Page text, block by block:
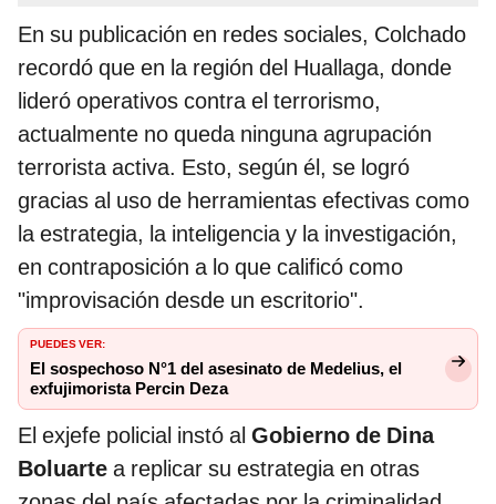
En su publicación en redes sociales, Colchado
recordó que en la región del Huallaga, donde
lideró operativos contra el terrorismo,
actualmente no queda ninguna agrupación
terrorista activa. Esto, según él, se logró
gracias al uso de herramientas efectivas como
la estrategia, la inteligencia y la investigación,
en contraposición a lo que calificó como
"improvisación desde un escritorio".
PUEDES VER:
El sospechoso N°1 del asesinato de Medelius, el
exfujimorista Percin Deza
El exjefe policial instó al Gobierno de Dina
Boluarte a replicar su estrategia en otras